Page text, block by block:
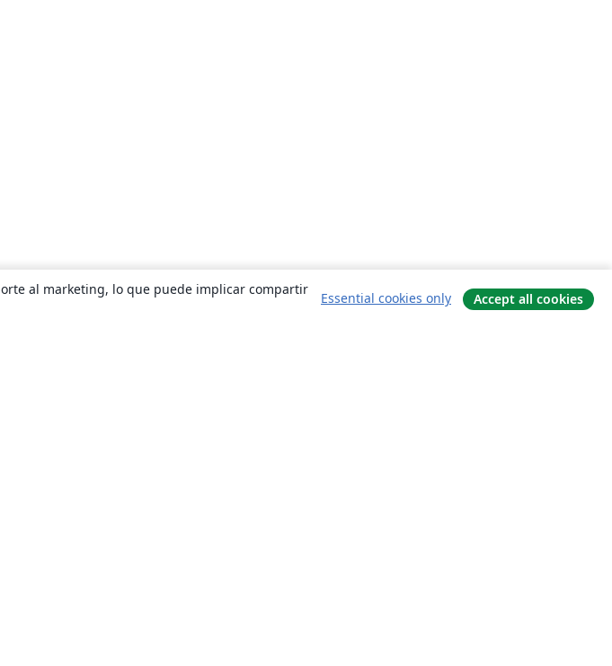
al marketing, lo que puede implicar compartir
Essential cookies only Accept all cookies